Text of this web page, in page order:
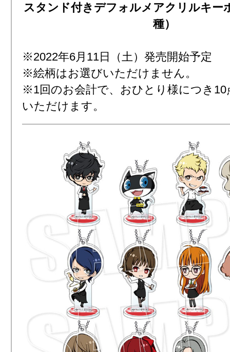
スタンド付きデフォルメアクリルキー
種）
※2022年6月11日（土）発売開始予定
※絵柄はお選びいただけません。
※1回のお会計で、おひとり様につき10
いただけます。